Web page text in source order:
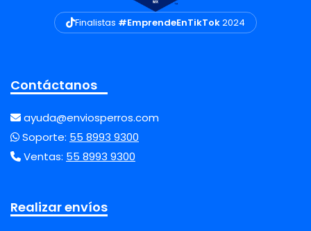
Finalistas #EmprendeEnTikTok2024
Contáctanos
ayuda@enviosperros.com
Soporte: 55 8993 9300
Ventas: 55 8993 9300
Realizar envíos